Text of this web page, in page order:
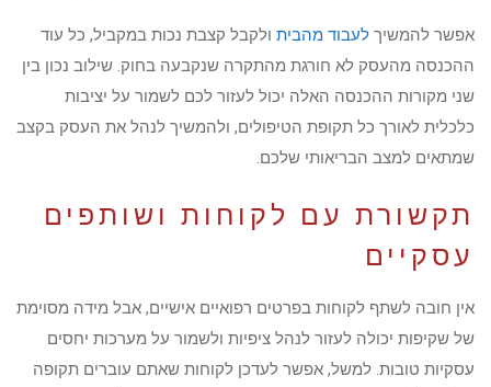
אפשר להמשיך לעבוד מהבית ולקבל קצבת נכות במקביל, כל עוד
ההכנסה מהעסק לא חורגת מהתקרה שנקבעה בחוק. שילוב נכון בין
שני מקורות ההכנסה האלה יכול לעזור לכם לשמור על יציבות
כלכלית לאורך כל תקופת הטיפולים, ולהמשיך לנהל את העסק בקצב
שמתאים למצב הבריאותי שלכם.
תקשורת עם לקוחות ושותפים
עסקיים
אין חובה לשתף לקוחות בפרטים רפואיים אישיים, אבל מידה מסוימת
של שקיפות יכולה לעזור לנהל ציפיות ולשמור על מערכות יחסים
עסקיות טובות. למשל, אפשר לעדכן לקוחות שאתם עוברים תקופה